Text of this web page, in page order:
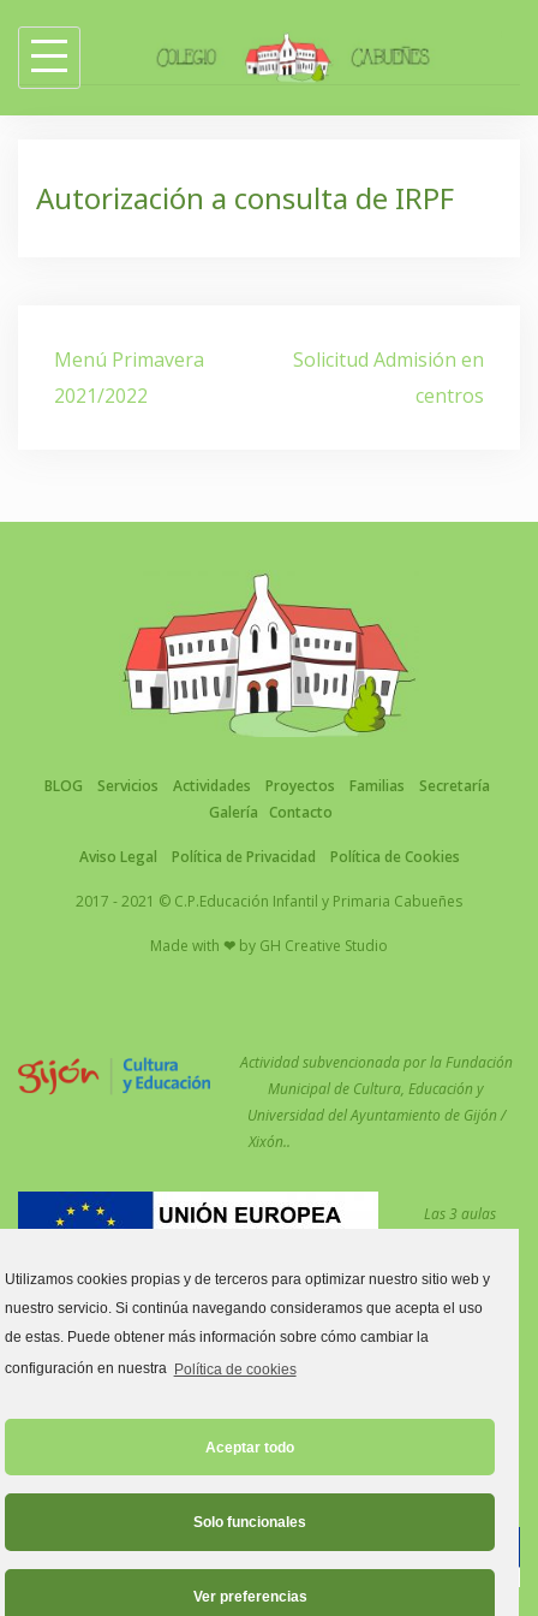
content
Autorización a consulta de IRPF
Navegación
de
entradas
Menú Primavera
2021/2022
Solicitud Admisión en
centros
BLOG Servicios Actividades Proyectos Familias
Secretaría
Galería
Contacto
Aviso Legal Política de Privacidad Política de Cookies
2017 - 2021 © C.P.Educación Infantil y Primaria Cabueñes
Made with ❤ by GH Creative Studio
Actividad subvencionada por la Fundación
Municipal de Cultura, Educación y
Universidad del Ayuntamiento de Gijón /
Xixón..
Las 3 aulas
reforzar las
medidas COVID están financiadas por el Fondo Social Europeo.
Estas aulas son:
Aula primero y segundo de Primaria C.
Utilizamos cookies propias y de terceros para optimizar nuestro sitio web y
nuestro servicio. Si continúa navegando consideramos que acepta el uso
de estas. Puede obtener más información sobre cómo cambiar la
configuración en nuestra Política de cookies
Aceptar todo
Solo funcionales
Ver preferencias